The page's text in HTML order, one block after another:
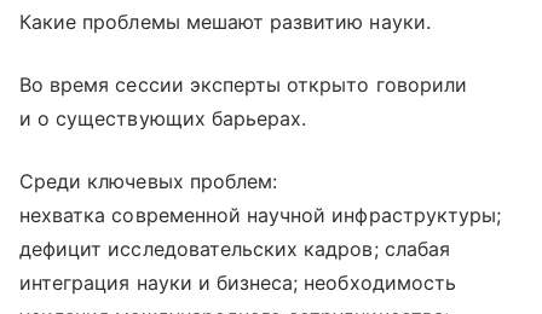
Какие проблемы мешают развитию науки.
Во время сессии эксперты открыто говорили
и о существующих барьерах.
Среди ключевых проблем:
нехватка современной научной инфраструктуры;
дефицит исследовательских кадров; слабая
интеграция науки и бизнеса; необходимость